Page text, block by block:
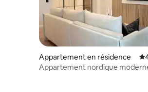
Appartement en résidence
Appartement nordique